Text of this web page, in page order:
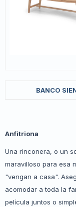
BANCO
Anfitriona
Una rinconera, o un
maravilloso para esa
"vengan a casa".
acomodar a toda la
película juntos o